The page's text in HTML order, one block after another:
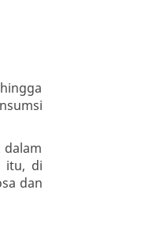
itu, di
dan